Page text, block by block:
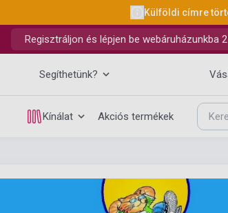
Külföldi címre
Regisztráljon és lépjen be webáruházunkba
Segíthetünk?
Kínálat Akciós termékek